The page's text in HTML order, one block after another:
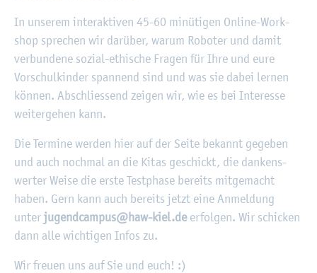
In un­se­rem in­ter­ak­ti­ven 45-60 mi­nü­ti­gen On­line-Work­
shop spre­chen wir dar­über, warum Ro­bo­ter und damit
ver­bun­de­ne so­zi­al-ethi­sche Fra­gen für Ihre und eure
Vor­schul­kin­der span­nend sind und was sie dabei ler­nen
kön­nen. Ab­schlies­send zei­gen wir, wie es bei In­ter­es­se
wei­ter­ge­hen kann.
Die Ter­mi­ne wer­den hier auf der Seite be­kannt ge­ge­ben
und auch noch­mal an die Kitas ge­schickt, die dan­kens­
wer­ter Weise die erste Test­pha­se be­reits mit­ge­macht
haben. Gern kann auch be­reits jetzt eine An­mel­dung
unter ju­gend­cam­pus@​haw-​kiel.​deer­fol­gen. Wir schi­cken
dann alle wich­ti­gen Infos zu.
Wir freu­en uns auf Sie und euch! :)